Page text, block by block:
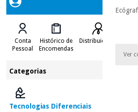
Conta
Pessoal
Histórico de
Encomendas
Distribuidores
Categorias
Tecnologias Diferenciais
Ver